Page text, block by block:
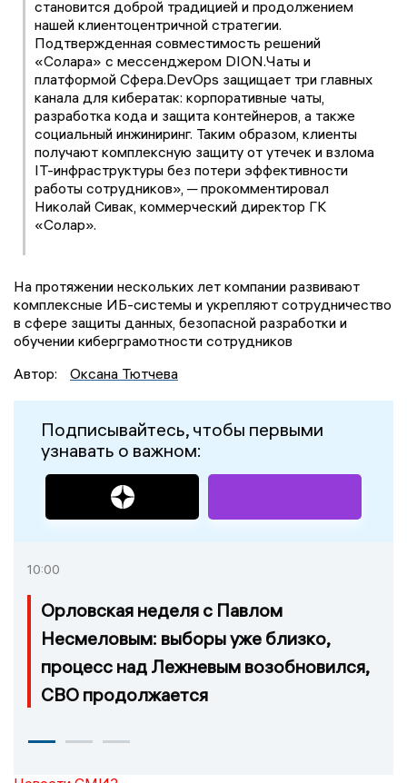
становится доброй традицией и продолжением
нашей клиентоцентричной стратегии.
Подтвержденная совместимость решений
«Солара» с мессенджером DION.Чаты и
платформой Сфера.DevOps защищает три главных
канала для кибератак: корпоративные чаты,
разработка кода и защита контейнеров, а также
социальный инжиниринг. Таким образом, клиенты
получают комплексную защиту от утечек и взлома
IT-инфраструктуры без потери эффективности
работы сотрудников», ─ прокомментировал
Николай Сивак, коммерческий директор ГК
«Солар».
На протяжении нескольких лет компании развивают
комплексные ИБ-системы и укрепляют сотрудничество
в сфере защиты данных, безопасной разработки и
обучении киберграмотности сотрудников
Автор:
Оксана Тютчева
Подписывайтесь, чтобы первыми
узнавать о важном:
10:00
Орловская неделя с Павлом
Несмеловым: выборы уже близко,
процесс над Лежневым возобновился,
СВО продолжается